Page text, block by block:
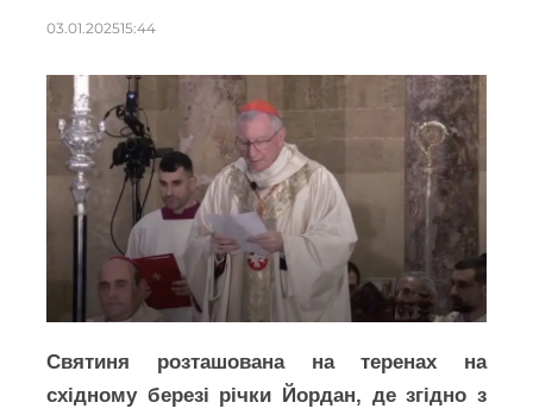
03.01.202515:44
Святиня розташована на теренах на
східному березі річки Йордан, де згідно з